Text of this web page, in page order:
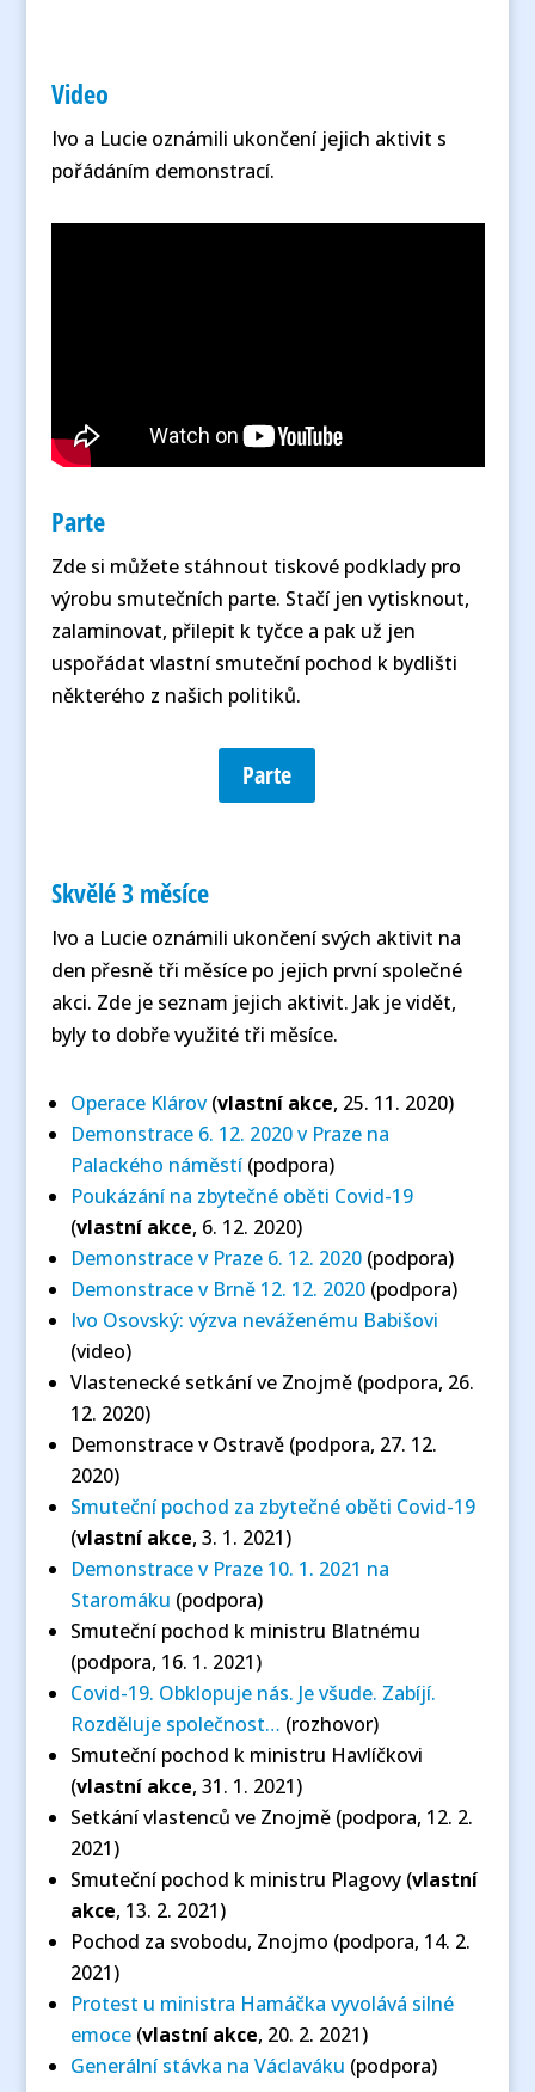
Video
Ivo a Lucie oznámili ukončení jejich aktivit s
pořádáním demonstrací.
Parte
Zde si můžete stáhnout tiskové podklady pro
výrobu smutečních parte. Stačí jen vytisknout,
zalaminovat, přilepit k tyčce a pak už jen
uspořádat vlastní smuteční pochod k bydlišti
některého z našich politiků.
Parte
Skvělé 3 měsíce
Ivo a Lucie oznámili ukončení svých aktivit na
den přesně tři měsíce po jejich první společné
akci. Zde je seznam jejich aktivit. Jak je vidět,
byly to dobře využité tři měsíce.
Operace Klárov(vlastní akce, 25. 11. 2020)
Demonstrace 6. 12. 2020 v Praze na
Palackého náměstí(podpora)
Poukázání na zbytečné oběti Covid-19
(vlastní akce, 6. 12. 2020)
Demonstrace v Praze 6. 12. 2020(podpora)
Demonstrace v Brně 12. 12. 2020(podpora)
Ivo Osovský: výzva neváženému Babišovi
(video)
Vlastenecké setkání ve Znojmě (podpora, 26.
12. 2020)
Demonstrace v Ostravě (podpora, 27. 12.
2020)
Smuteční pochod za zbytečné oběti Covid-19
(vlastní akce, 3. 1. 2021)
Demonstrace v Praze 10. 1. 2021 na
Staromáku (podpora)
Smuteční pochod k ministru Blatnému
(podpora, 16. 1. 2021)
Covid-19. Obklopuje nás. Je všude. Zabíjí.
Rozděluje společnost… (rozhovor)
Smuteční pochod k ministru Havlíčkovi
(vlastní akce, 31. 1. 2021)
Setkání vlastenců ve Znojmě (podpora, 12. 2.
2021)
Smuteční pochod k ministru Plagovy (vlastní
akce, 13. 2. 2021)
Pochod za svobodu, Znojmo (podpora, 14. 2.
2021)
Protest u ministra Hamáčka vyvolává silné
emoce(vlastní akce, 20. 2. 2021)
Generální stávka na Václaváku (podpora)